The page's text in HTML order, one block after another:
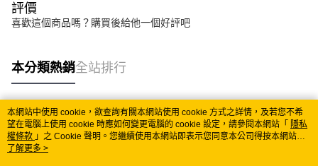
評價
喜歡這個商品嗎？購買後給他一個好評吧
本分類熱銷全站排行
熱門標籤
本網站中使用 cookie，欲查詢有關本網站使用 cookie 方式之詳情，及若您不希
望在電腦上使用 cookie 時應如何變更電腦的 cookie 設定，請參閱本網站「 隱私
權條款 」之 Cookie 聲明。您繼續使用本網站即表示您同意本公司得按本網站使
用條款之 Cookie 聲明使用 cookie。
了解更多 >